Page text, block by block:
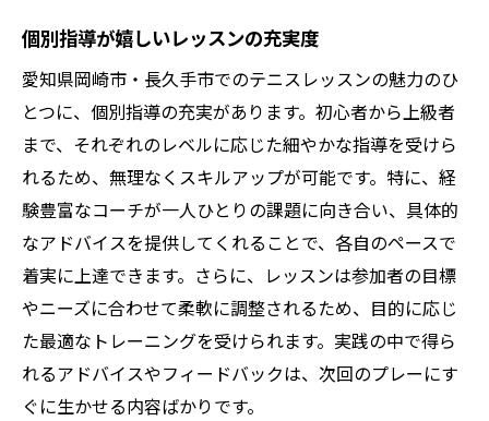
個別指導が嬉しいレッスンの充実度
愛知県岡崎市・長久手市でのテニスレッスンの魅力のひ
とつに、個別指導の充実があります。初心者から上級者
まで、それぞれのレベルに応じた細やかな指導を受けら
れるため、無理なくスキルアップが可能です。特に、経
験豊富なコーチが一人ひとりの課題に向き合い、具体的
なアドバイスを提供してくれることで、各自のペースで
着実に上達できます。さらに、レッスンは参加者の目標
やニーズに合わせて柔軟に調整されるため、目的に応じ
た最適なトレーニングを受けられます。実践の中で得ら
れるアドバイスやフィードバックは、次回のプレーにす
ぐに生かせる内容ばかりです。